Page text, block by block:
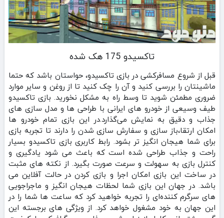
تاکسیدو 175 هک شده
قبل از شروع مسافرکشی در بازی تاکسیدو، حواستان باشد که حتما
ماشینتان را بررسی کنید و آن را چک کنید تا از روغن و سایر موارد
ضروری مطمئن شوید تا وسط راه به مشکل نخورید. بازی تاکسیدو
طیف وسیعی از خودرو های ایرانی با طراحی ها و مدل سازی های
جذاب و دقیق به نمایش می‌گذارد.در این بازی تمام خودرو ها
امکان ارتقا،باز سازی و سفارش سازی شدن را دارند تا تجربه بازی
برای شما هیجان انگیز تر بشود. رابط کاربری بازی تاکسیدو بسیار
راحت و جذاب طراحی شده است که باعث می‌ شود یادگیری و
کنترل بازی به سهولت و سرعت صورت بگیرد. از نکته های مثبت
در ساخت این بازی امکان اجرا و بازی کردن در حالت آفلاین می
باشد. در جهان این بازی شما لحظات هیجان‌ انگیز و ماجراجویی‌
های سرگرم‌ کننده‌ای را تجربه خواهید کرد که ساعت‌ ها شما را در
این جهان به خود مشغول خواهد کرد. از ویژگی های برجسته این